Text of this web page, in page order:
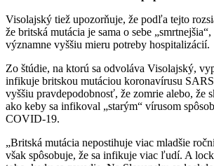
Visolajský tiež upozorňuje, že podľa tejto
že britská mutácia je sama o sebe
významne vyššiu mieru potreby hospitalizácií.
Zo štúdie, na ktorú sa odvoláva Visolajský,
infikuje britskou mutáciou koronavírusu
vyššiu pravdepodobnosť, že zomrie alebo, že
ako keby sa infikoval „starým“ vírusom
COVID-19.
„Britská mutácia nepostihuje viac mladšie
však spôsobuje, že sa infikuje viac ľudí. A